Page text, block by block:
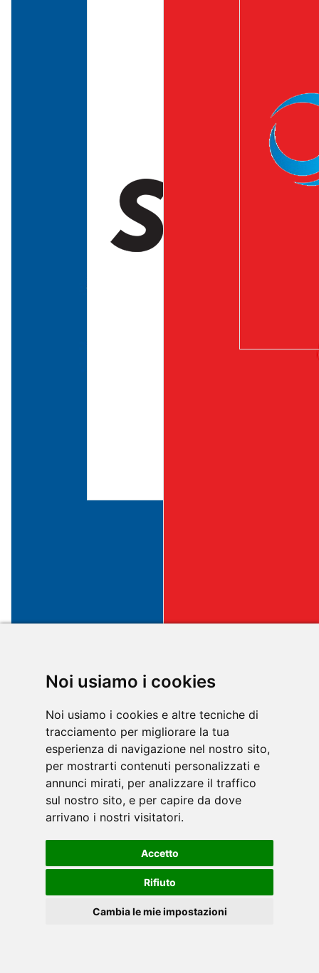
Noi usiamo i cookies
Noi usiamo i cookies e altre tecniche di
tracciamento per migliorare la tua
esperienza di navigazione nel nostro sito,
per mostrarti contenuti personalizzati e
annunci mirati, per analizzare il traffico
sul nostro sito, e per capire da dove
arrivano i nostri visitatori.
Accetto
Rifiuto
Cambia le mie impostazioni